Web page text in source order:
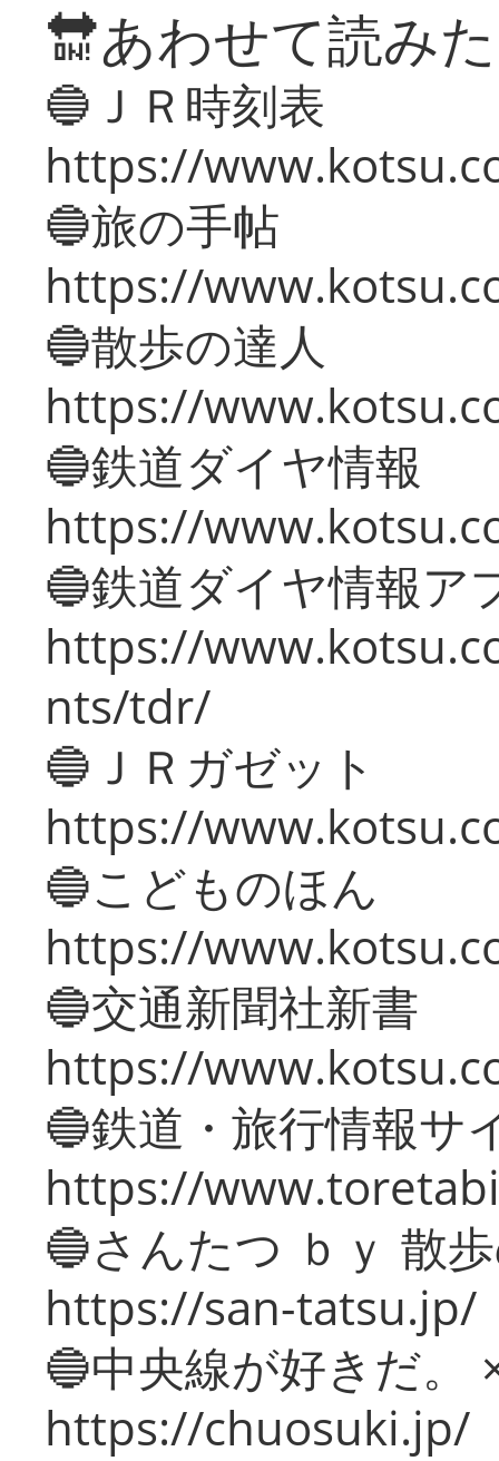
🔛あわせて読み
🔵ＪＲ時刻表
https://
🔵旅の手帖
https://
🔵散歩の達人
https://
🔵鉄道ダイヤ情報
https://
🔵鉄道ダイヤ情報ア
https://
nts/tdr/
🔵ＪＲガゼット
https://
🔵こどものほん
https://
🔵交通新聞社新書
https://
🔵鉄道・旅行情報サ
https://
🔵さんたつ ｂｙ 散
https://san-tatsu.jp/
🔵中央線が好きだ。
https://chuosuki.jp/